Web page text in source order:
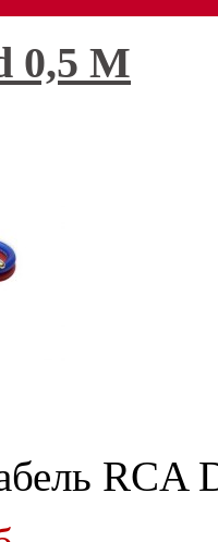
0,5 М
RCA